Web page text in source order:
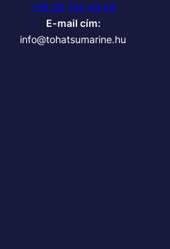
+36 20 745 44 64
E-mail cím:
info@tohatsumarine.hu